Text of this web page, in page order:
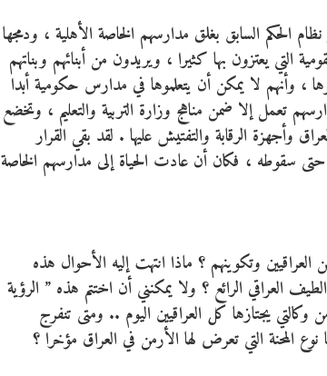
الحكم السابق بغلق مدارسهم الخاصة الأهلية ، ودمجها
التي يعتزون بها كثيرا ، ويريدون من أبنائهم وبناتهم
، وأنهم لا يمكن أن يتعلموها في مدارس حكومية أبدا
تعمل إلا ضمن مناهج وزارة التربية والتعليم ، وتخضع
وأجهزة الرقابة والتفتيش عليها . لقد بقي القرار
سقوطه ، فكان أن عادت الحياة إلى مدارسهم الخاصة
وتكوينهم ؟ ماذا انتهت إليه الأحوال هذه
العراقي الرائع ؟ ولا يمكنني أن اختتم هذه ” الرؤية
وكالتي يجتازها كل العراقيين اليوم .. ومتى تنفرج
المحنة التي تعرض لها الأرمن في العراق مؤخرا ؟